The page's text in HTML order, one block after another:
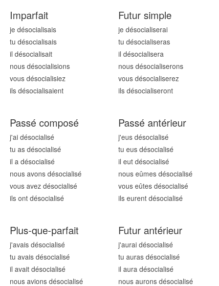
Imparfait
je désocialisais
tu désocialisais
il désocialisait
nous désocialisions
vous désocialisiez
ils désocialisaient
Futur simple
je désocialiserai
tu désocialiseras
il désocialisera
nous désocialiserons
vous désocialiserez
ils désocialiseront
Passé composé
j'ai désocialisé
tu as désocialisé
il a désocialisé
nous avons désocialisé
vous avez désocialisé
ils ont désocialisé
Passé antérieur
j'eus désocialisé
tu eus désocialisé
il eut désocialisé
nous eûmes désocialisé
vous eûtes désocialisé
ils eurent désocialisé
Plus-que-parfait
j'avais désocialisé
tu avais désocialisé
il avait désocialisé
nous avions désocialisé
Futur antérieur
j'aurai désocialisé
tu auras désocialisé
il aura désocialisé
nous aurons désocialisé